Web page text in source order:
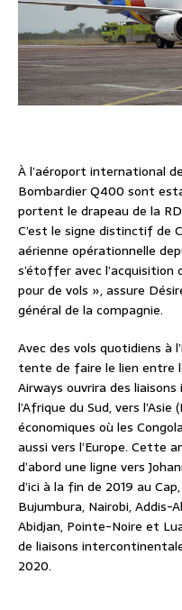
À l’aéroport international
Bombardier Q400 sont
portent le drapeau de la
C’est le signe distinctif de
aérienne opérationnelle
s’étoffer avec l’acquisition
pour de vols », assure
général de la compagnie.
Avec des vols quotidiens à
tente de faire le lien entre
Airways ouvrira des
l’Afrique du Sud, vers
économiques où les
aussi vers l’Europe. Cette
d’abord une ligne vers
d’ici à la fin de 2019 au
Bujumbura, Nairobi, Addis-
Abidjan, Pointe-Noire et
de liaisons
2020.